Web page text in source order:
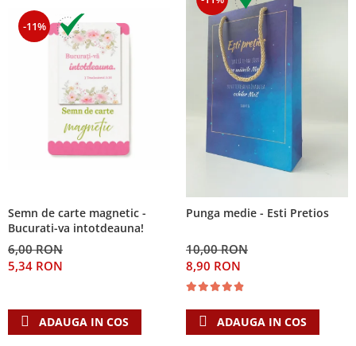
-11%
Semn de carte magnetic -
Bucurati-va intotdeauna!
6,00 RON
5,34 RON
ADAUGA IN COS
Punga medie - Esti Pretios
10,00 RON
8,90 RON
ADAUGA IN COS